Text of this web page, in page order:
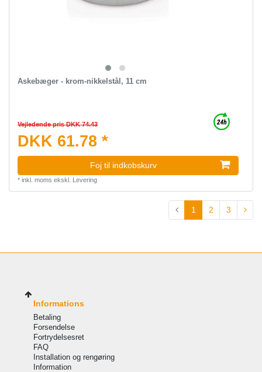
Askebæger - krom-nikkelstål, 11 cm
Vejledende pris DKK 74.43
DKK 61.78 *
Foj til indkobskurv
* inkl. moms ekskl. Levering
1 2 3
Informations
Betaling
Forsendelse
Fortrydelsesret
FAQ
Installation og rengøring
Information